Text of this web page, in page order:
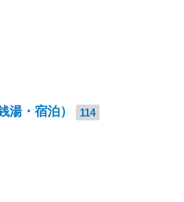
・宿泊） 114